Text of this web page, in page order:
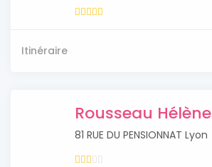
Itinéraire
Rousseau Hélène
81 RUE DU PENSIONNAT Lyon